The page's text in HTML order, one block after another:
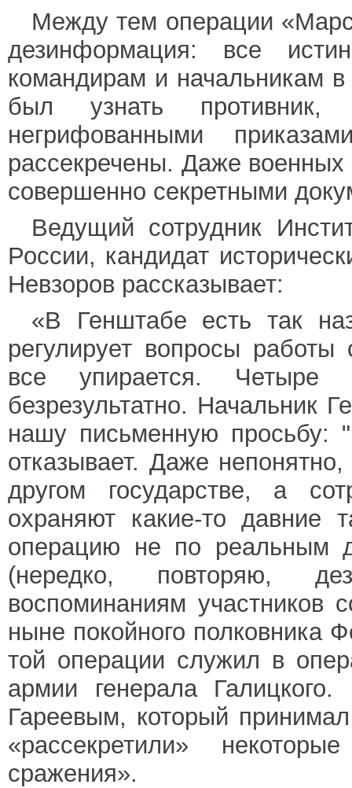
Между тем операции
дезинформация: все
командирам и начальникам
был узнать
негрифованными
рассекречены. Даже
совершенно секретными
Ведущий сотрудник
России, кандидат
Невзоров рассказывает:
«В Генштабе есть так
регулирует вопросы
все упирается.
безрезультатно. Начальник
нашу письменную просьбу:
отказывает. Даже
другом государстве, а
охраняют какие-то
операцию не по реальным
(нередко, повторяю,
воспоминаниям
ныне покойного полковника
той операции служил в
армии генерала
Гареевым, который
«рассекретили»
сражения».